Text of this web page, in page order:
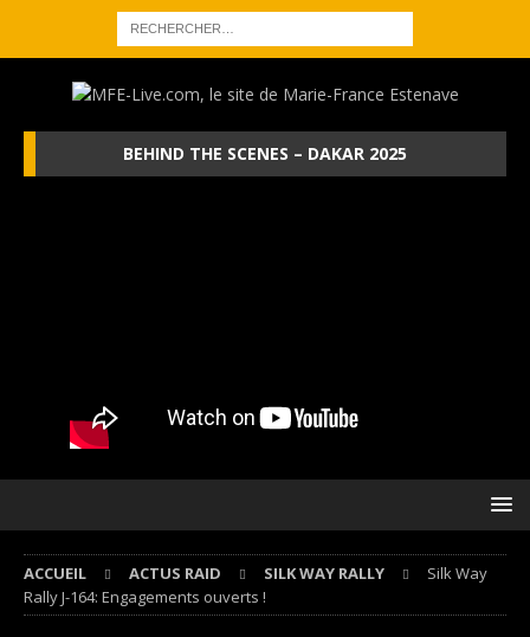
BEHIND THE SCENES – DAKAR 2025
ACCUEIL ACTUS RAID SILK WAY RALLY
Silk Way
Rally J-164: Engagements ouverts !